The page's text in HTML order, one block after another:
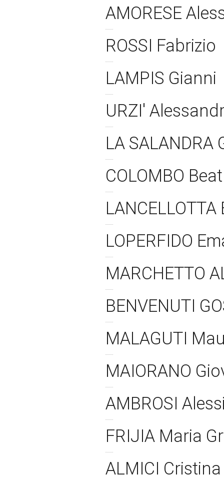
AMORESE
ROSSI Fabrizio
LAMPIS Gianni
URZI'
LA
COLOMBO
LOPERFIDO
MARCHETTO
BENVENUTI
MALAGUTI
MAIORANO
AMBROSI
FRIJIA Maria
ALMICI